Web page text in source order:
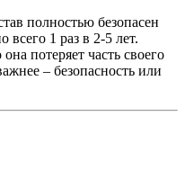
полностью безопасен
всего 1 раз в 2-5 лет.
потеряет часть своего
– безопасность или